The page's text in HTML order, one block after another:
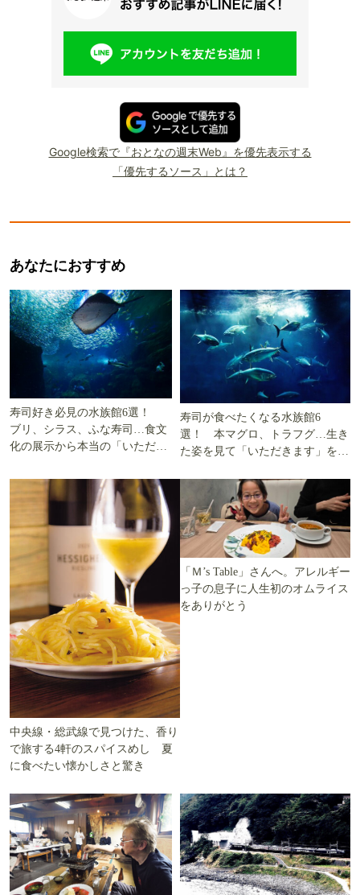
Google検索で『おとなの週末Web』を優先表示する
「優先するソース」とは？
あなたにおすすめ
寿司好き必見の水族館6選！
ブリ、シラス、ふな寿司…食文
化の展示から本当の「いただき
寿司が食べたくなる水族館6
選！ 本マグロ、トラフグ…生き
た姿を見て「いただきます」を考
中央線・総武線で見つけた、香り
で旅する4軒のスパイスめし 夏
に食べたい懐かしさと驚き
「Ｍ’s Table」さんへ。アレルギー
っ子の息子に人生初のオムライス
をありがとう